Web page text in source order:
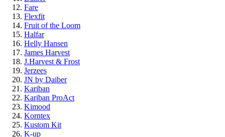
Fare
Flexfit
Fruit of the Loom
Halfar
Helly Hansen
James Harvest
J.Harvest & Frost
Jerzees
JN by Daiber
Kariban
Kariban ProAct
Kimood
Korntex
Kustom Kit
K-up